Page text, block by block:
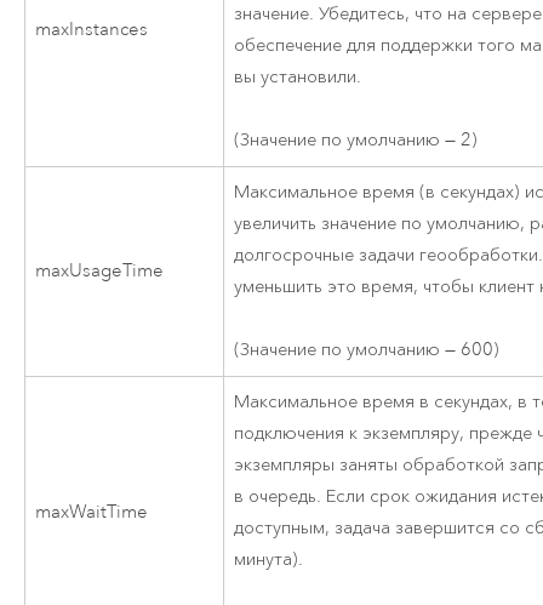
maxInstances
значение. Убедитесь, что на
обеспечение для поддержки того
вы установили.
(Значение по умолчанию — 2)
maxUsageTime
Максимальное время (в секундах)
увеличить значение по умолчанию,
долгосрочные задачи
уменьшить это время, чтобы
(Значение по умолчанию — 600)
maxWaitTime
Максимальное время в секундах, в
подключения к экземпляру, прежде
экземпляры заняты обработкой
в очередь. Если срок ожидания
доступным, задача завершится со
минута).